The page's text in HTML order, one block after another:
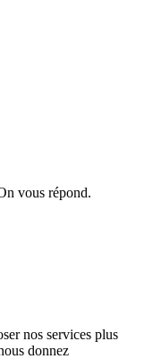
vous répond.
nos services plus
donnez